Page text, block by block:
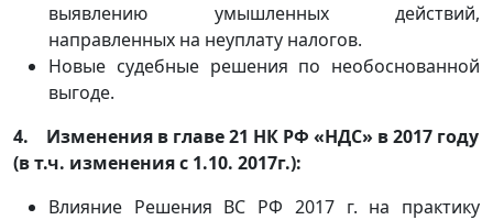
выявлению умышленных действий,
направленных на неуплату налогов.
Новые судебные решения по необоснованной
выгоде.
4. Изменения в главе 21 НК РФ «НДС» в 2017 году
(в т.ч. изменения с 1.10. 2017г.):
Влияние Решения ВС РФ 2017 г. на практику